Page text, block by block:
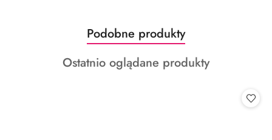
Pomiń karuzelę produktów
Produkty
o
statusie:
Podobne produkty
Produkty
Ostatnio oglądane produkty